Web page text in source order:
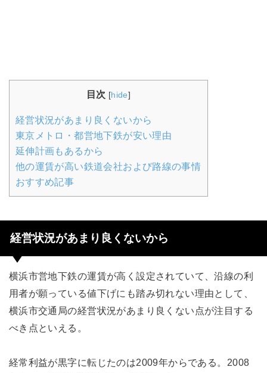
目次 [hide]
経営状況があまり良くないから
東京メトロ・都営地下鉄が安い理由
延伸計画もあるから
他の運賃が高い鉄道会社および路線の事情
おすすめ記事
経営状況があまり良くないから
横浜市営地下鉄の運賃が高く設定されていて、沿線の利
用者が願っている値下げにも踏み切れない理由として、
横浜市交通局の経営状況があまり良くない点が注目する
べき点といえる。
経常利益が黒字に転じたのは2009年からである。2008